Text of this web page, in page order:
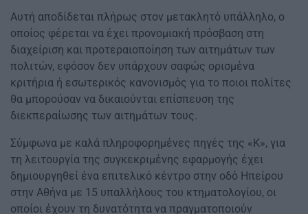
Αυτή αποδίδεται πλήρως στον μετακλητό υπάλληλο, ο
οποίος φέρεται να έχει προνομιακή πρόσβαση στη
διαχείριση και προτεραιοποίηση των αιτημάτων των
πολιτών, εφόσον δεν υπάρχουν σαφώς ορισμένα
κριτήρια ή εσωτερικός κανονισμός για το ποιοι πολίτες
θα μπορούσαν να δικαιούνται επίσπευση της
διεκπεραίωσης των αιτημάτων τους.
Σύμφωνα με καλά πληροφορημένες πηγές της «Κ», για
τη λειτουργία της συγκεκριμένης εφαρμογής έχει
δημιουργηθεί ένα επιτελικό κέντρο στην οδό Ηπείρου
στην Αθήνα με 15 υπαλλήλους του κτηματολογίου, οι
οποίοι έχουν τη δυνατότητα να πραγματοποιούν